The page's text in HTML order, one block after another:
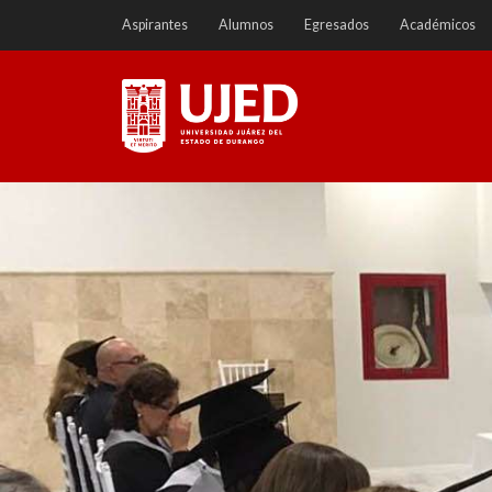
a
Aspirantes Alumnos Egresados Académicos